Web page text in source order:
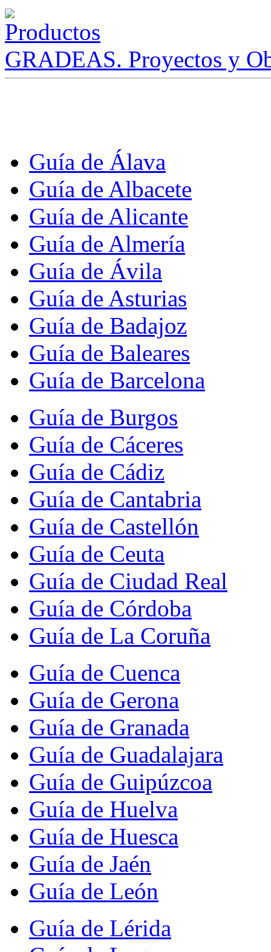
GRADEAS. Proyectos y
Guía de Álava
Guía de Albacete
Guía de Alicante
Guía de Almería
Guía de Ávila
Guía de Asturias
Guía de Badajoz
Guía de Baleares
Guía de Barcelona
Guía de Burgos
Guía de Cáceres
Guía de Cádiz
Guía de Cantabria
Guía de Castellón
Guía de Ceuta
Guía de Ciudad Real
Guía de Córdoba
Guía de La Coruña
Guía de Cuenca
Guía de Gerona
Guía de Granada
Guía de Guadalajara
Guía de Guipúzcoa
Guía de Huelva
Guía de Huesca
Guía de Jaén
Guía de León
Guía de Lérida